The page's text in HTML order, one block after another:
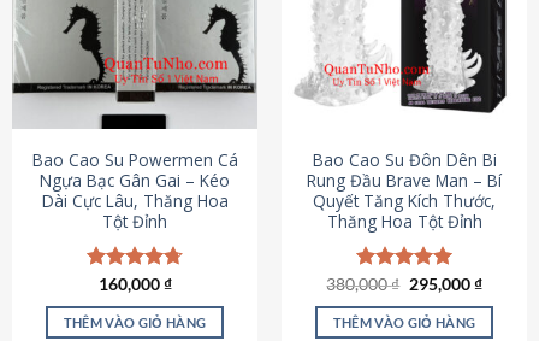
Các
tùy
chọn
có
chọn
trên
trang
sản
phẩm
Bao Cao Su Powermen Cá
Ngựa Bạc Gân Gai – Kéo
Dài Cực Lâu, Thăng Hoa
Tột Đỉnh
Được xếp
hạng4.73
5 sao
160,000₫
THÊM VÀO GIỎ HÀNG
Bao Cao Su Đôn Dên Bi
Rung Đầu Brave Man – Bí
Quyết Tăng Kích Thước,
Thăng Hoa Tột Đỉnh
Được xếp
hạng5.00
5 sao
380,000₫ Giá
là:
380,000 ₫.
295,000₫Giá
tại
THÊM VÀO GIỎ HÀNG